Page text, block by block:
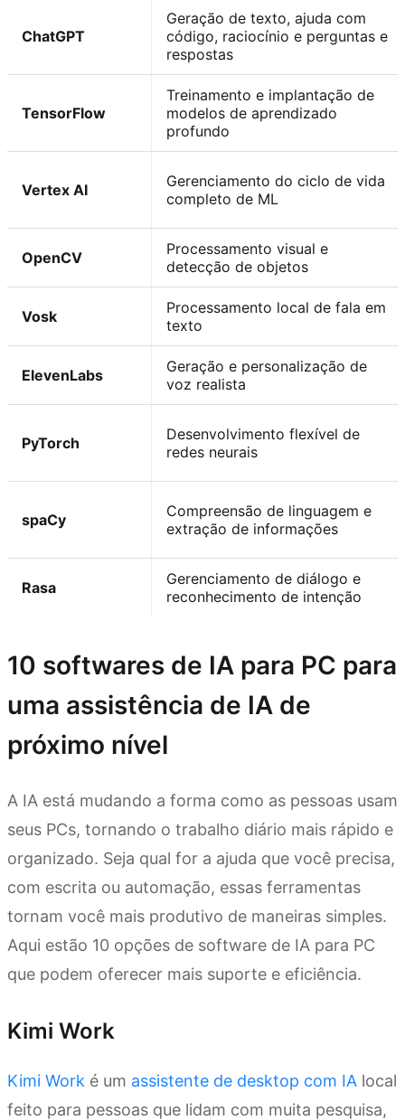
ChatGPT
Geração de texto, ajuda com
código, raciocínio e perguntas e
respostas
TensorFlow
Treinamento e implantação de
modelos de aprendizado
profundo
Vertex AI
Gerenciamento do ciclo de vida
completo de ML
OpenCV
Processamento visual e
detecção de objetos
Vosk
Processamento local de fala em
texto
ElevenLabs
Geração e personalização de
voz realista
PyTorch
Desenvolvimento flexível de
redes neurais
spaCy
Compreensão de linguagem e
extração de informações
Rasa
Gerenciamento de diálogo e
reconhecimento de intenção
10 softwares de IA para PC para
uma assistência de IA de
próximo nível
A IA está mudando a forma como as pessoas usam
seus PCs, tornando o trabalho diário mais rápido e
organizado. Seja qual for a ajuda que você precisa,
com escrita ou automação, essas ferramentas
tornam você mais produtivo de maneiras simples.
Aqui estão 10 opções de software de IA para PC
que podem oferecer mais suporte e eficiência.
Kimi Work
Kimi Work é um assistente de desktop com IA local
feito para pessoas que lidam com muita pesquisa,